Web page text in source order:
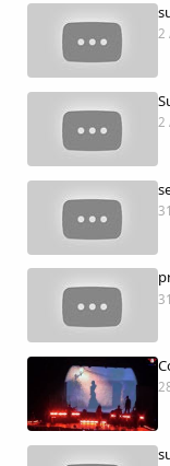
Idiosincrasia
Diccionario
Traductor
Dichos
Cancionero
Apodos
Peñas
La palra
2
2